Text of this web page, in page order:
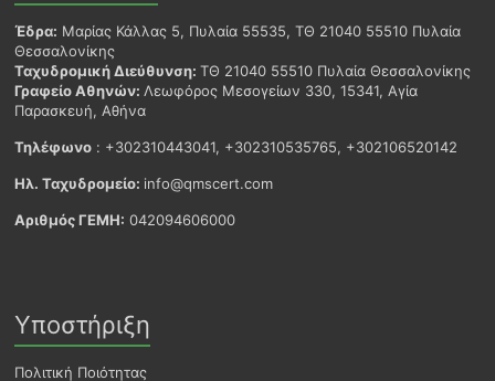
Έδρα: Μαρίας Κάλλας 5, Πυλαία 55535, ΤΘ 21040 55510 Πυλαία
Θεσσαλονίκης
Ταχυδρομική Διεύθυνση:ΤΘ 21040 55510 Πυλαία Θεσσαλονίκης
Γραφείο Αθηνών:Λεωφόρος Μεσογείων 330, 15341, Αγία
Παρασκευή, Αθήνα
Τηλέφωνο : +302310443041, +302310535765, +302106520142
Ηλ. Ταχυδρομείο: info@qmscert.com
Αριθμός ΓΕΜΗ: 042094606000
Υποστήριξη
Πολιτική Ποιότητας